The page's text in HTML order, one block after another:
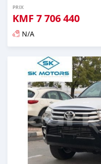
PRIX
KMF 7 706 440
N/A
Publié il y a presque 6 ans